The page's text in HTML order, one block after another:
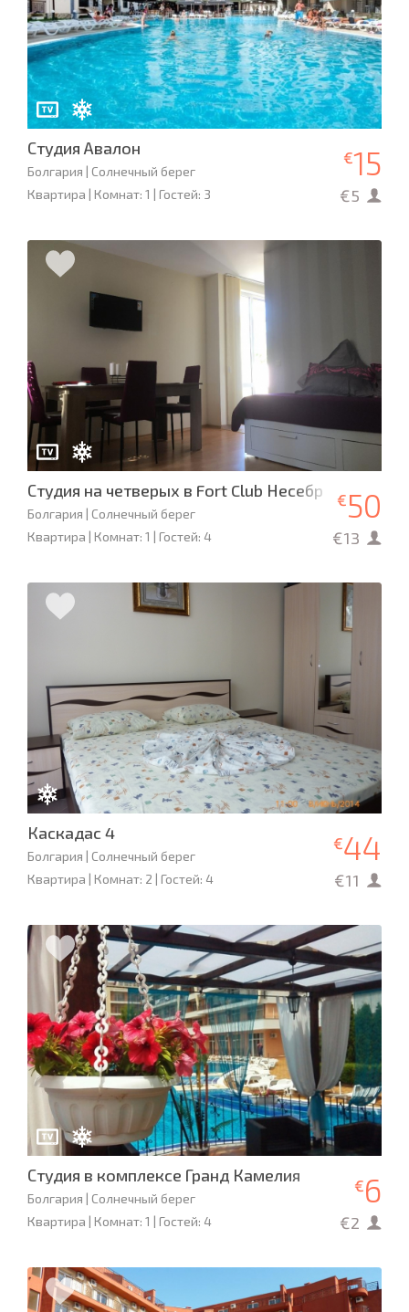
Студия Авалон
Болгария | Солнечный берег
Квартира | Комнат: 1 | Гостей: 3
€15
€5
Студия на четверых в Fort Club Несебр
Болгария | Солнечный берег
Квартира | Комнат: 1 | Гостей: 4
€50
€13
Каскадас 4
Болгария | Солнечный берег
Квартира | Комнат: 2 | Гостей: 4
€44
€11
Студия в комплексе Гранд Камелия
Болгария | Солнечный берег
Квартира | Комнат: 1 | Гостей: 4
€6
€2